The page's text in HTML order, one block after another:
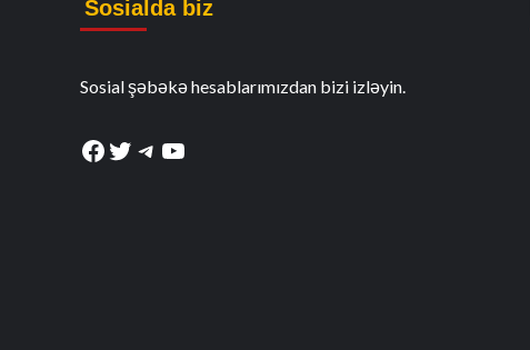
Sosialda biz
Sosial şəbəkə hesablarımızdan bizi izləyin.
Facebook
Twitter
Telegram
YouTube